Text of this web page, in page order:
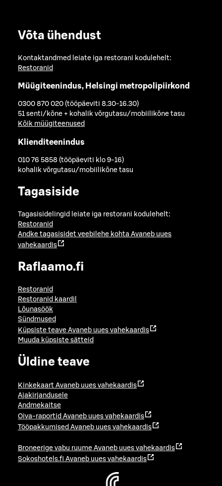
Võta ühendust
Kontaktandmed leiate iga restorani kodulehelt:
Restoranid
Müügiteenindus, Helsingi metropolipiirkond
0300 870 020 (tööpäeviti 8.30-16.30)
51 senti/kõne + kohalik võrgutasu/mobiilikõne tasu
Kõik müügiteenused
Klienditeenindus
010 76 5858 (tööpäeviti klo 9-16)
kohalik võrgutasu/mobiilikõne tasu
Tagasiside
Tagasisidelingid leiate iga restorani kodulehelt:
Restoranid
Andke tagasisidet veebilehe kohta Avaneb uues
vahekaardis
Raflaamo.fi
Restoranid
Restoranid kaardil
Lõunasöök
Sündmused
Küpsiste teave Avaneb uues vahekaardis
Muuda küpsiste sätteid
Üldine teave
Kinkekaart Avaneb uues vahekaardis
Ajakirjandusele
Andmekaitse
Oiva-raportid Avaneb uues vahekaardis
Tööpakkumised Avaneb uues vahekaardis
Broneerige vabu ruume Avaneb uues vahekaardis
Sokoshotels.fi Avaneb uues vahekaardis